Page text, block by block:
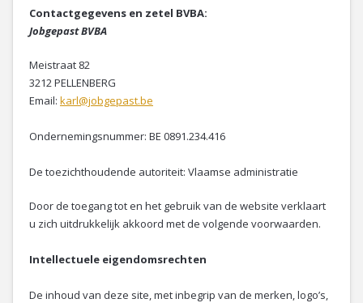
Contactgegevens en zetel BVBA:
Jobgepast BVBA
Meistraat 82
3212 PELLENBERG
Email: karl@jobgepast.be
Ondernemingsnummer: BE 0891.234.416
De toezichthoudende autoriteit: Vlaamse administratie
Door de toegang tot en het gebruik van de website verklaart
u zich uitdrukkelijk akkoord met de volgende voorwaarden.
Intellectuele eigendomsrechten
De inhoud van deze site, met inbegrip van de merken, logo’s,